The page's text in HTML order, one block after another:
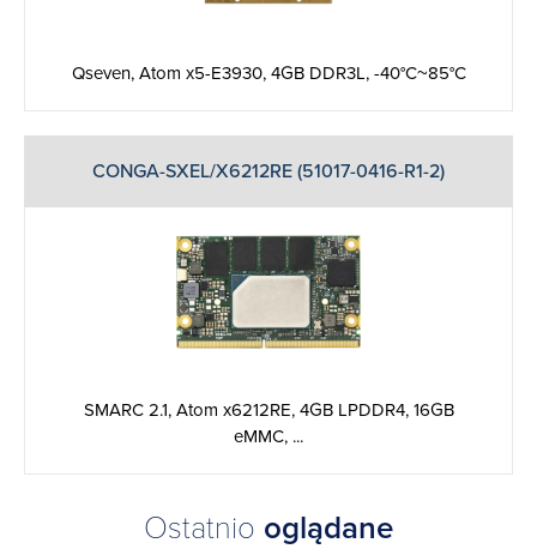
Qseven, Atom x5-E3930, 4GB DDR3L, -40°C~85°C
CONGA-SXEL/X6212RE (51017-0416-R1-2)
SMARC 2.1, Atom x6212RE, 4GB LPDDR4, 16GB
eMMC, ...
Ostatnio oglądane